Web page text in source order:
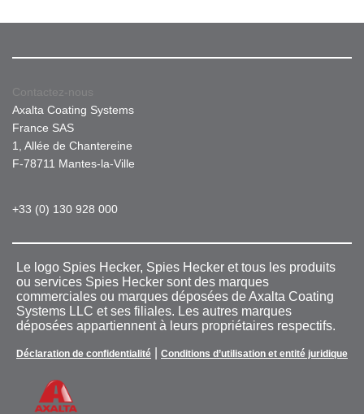
Contactez-nous
Axalta Coating Systems
France SAS
1, Allée de Chantereine
F-78711 Mantes-la-Ville
+33 (0) 130 928 000
Le logo Spies Hecker, Spies Hecker et tous les produits
ou services Spies Hecker sont des marques
commerciales ou marques déposées de Axalta Coating
Systems LLC et ses filiales. Les autres marques
déposées appartiennent à leurs propriétaires respectifs.
Déclaration de confidentialité Conditions d’utilisation et entité juridique